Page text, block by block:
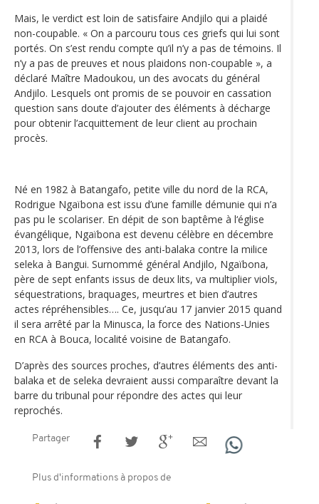
Mais, le verdict est loin de satisfaire Andjilo qui a plaidé
non-coupable. « On a parcouru tous ces griefs qui lui sont
portés. On s’est rendu compte qu’il n’y a pas de témoins. Il
n’y a pas de preuves et nous plaidons non-coupable », a
déclaré Maître Madoukou, un des avocats du général
Andjilo. Lesquels ont promis de se pouvoir en cassation
question sans doute d’ajouter des éléments à décharge
pour obtenir l’acquittement de leur client au prochain
procès.
Né en 1982 à Batangafo, petite ville du nord de la RCA,
Rodrigue Ngaïbona est issu d’une famille démunie qui n’a
pas pu le scolariser. En dépit de son baptême à l‘église
évangélique, Ngaïbona est devenu célèbre en décembre
2013, lors de l’offensive des anti-balaka contre la milice
seleka à Bangui. Surnommé général Andjilo, Ngaïbona,
père de sept enfants issus de deux lits, va multiplier viols,
séquestrations, braquages, meurtres et bien d’autres
actes répréhensibles…. Ce, jusqu’au 17 janvier 2015 quand
il sera arrêté par la Minusca, la force des Nations-Unies
en RCA à Bouca, localité voisine de Batangafo.
D’après des sources proches, d’autres éléments des anti-
balaka et de seleka devraient aussi comparaître devant la
barre du tribunal pour répondre des actes qui leur
reprochés.
Partager
Plus d'informations à propos de